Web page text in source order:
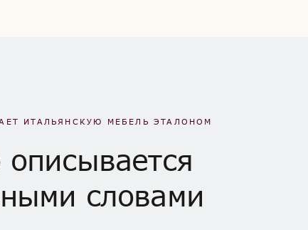
ИТАЛЬЯНСКУЮ МЕБЕЛЬ ЭТАЛОНОМ
описывается
словами